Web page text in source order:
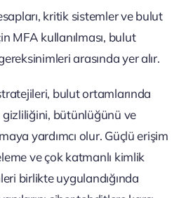
kritik sistemler ve bulut
MFA kullanılması, bulut
arasında yer alır.
bulut ortamlarında
bütünlüğünü ve
yardımcı olur. Güçlü erişim
ve çok katmanlı kimlik
birlikte uygulandığında